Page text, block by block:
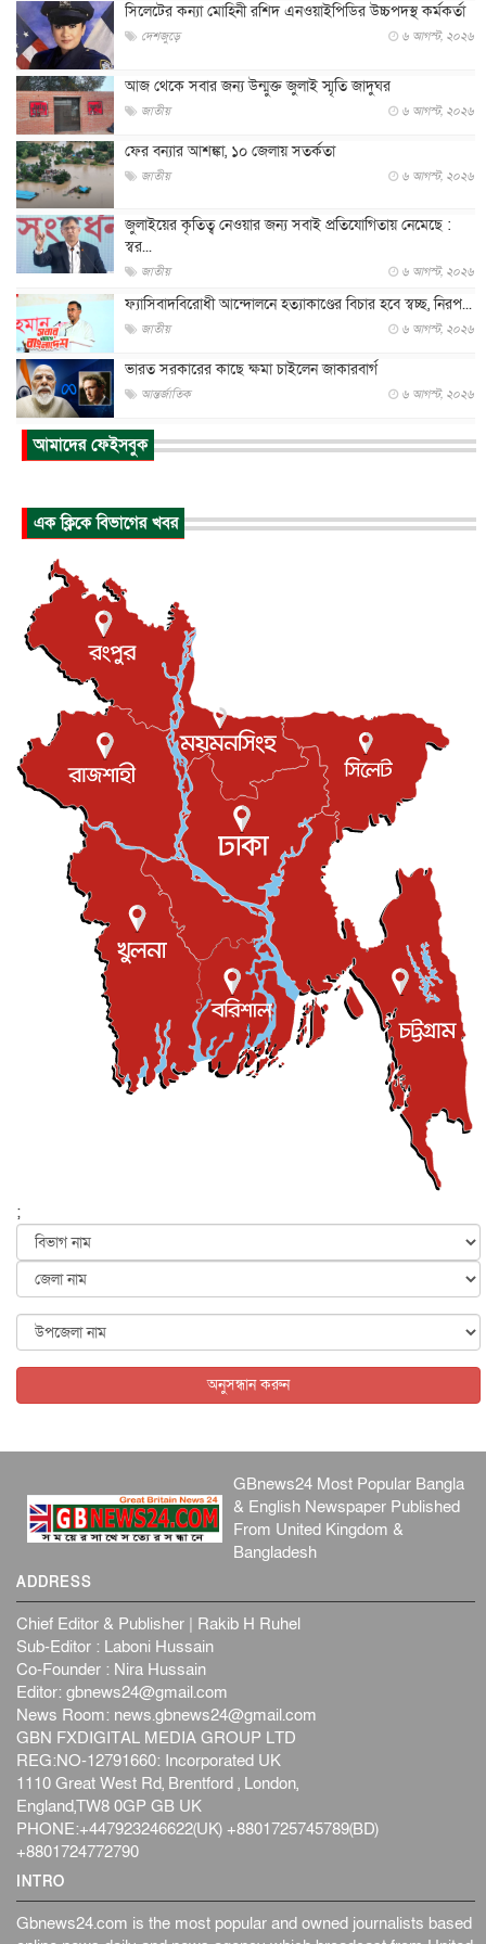
সিলেটের কন্যা মোহিনী রশিদ এনওয়াইপিডির উচ্চপদস্থ কর্মকর্তা
দেশজুড়ে ৬ আগস্ট, ২০২৬
আজ থেকে সবার জন্য উন্মুক্ত জুলাই স্মৃতি জাদুঘর
জাতীয় ৬ আগস্ট, ২০২৬
ফের বন্যার আশঙ্কা, ১০ জেলায় সতর্কতা
জাতীয় ৬ আগস্ট, ২০২৬
জুলাইয়ের কৃতিত্ব নেওয়ার জন্য সবাই প্রতিযোগিতায় নেমেছে :
স্বর...
জাতীয় ৬ আগস্ট, ২০২৬
ফ্যাসিবাদবিরোধী আন্দোলনে হত্যাকাণ্ডের বিচার হবে স্বচ্ছ, নিরপ...
জাতীয় ৬ আগস্ট, ২০২৬
ভারত সরকারের কাছে ক্ষমা চাইলেন জাকারবার্গ
আন্তর্জাতিক ৬ আগস্ট, ২০২৬
আকাশে ট্রাম্পের হেলিকপ্টার ও যাত্রীবাহী বিমান মুখোমুখি, তদন্...
আন্তর্জাতিক
আন্তর্জাতিক ৬ আগস্ট, ২০২৬
টি-টোয়েন্টি ইতিহাসের সর্বোচ্চ রানের মালিক এখন জস বাটলার
বস্তিতে কেটেছে শৈশব, আজ মুম্বাইয়ে দুই বাড়ির মালিক
বিনোদন ৬ আগস্ট, ২০২৬
যুক্তরাজ্যে বসবাসরত জাতীয়তাবাদী কুলাউড়াবাসীর মত বিনিময়
সভা...
ইউকে কমিউনিটি ৫ আগস্ট, ২০২৬
প্রধানমন্ত্রীকে সৌদি আরব সফরের আমন্ত্রণ
জাতীয় ৫ আগস্ট, ২০২৬
জুলাই গণ-অভ্যুত্থান দিবস আজ, স্মরণে দেশজুড়ে কর্মসূচি
জাতীয় ৫ আগস্ট, ২০২৬
জনগণ পরিবর্তন চেয়েছে বলেই জুলাই আন্দোলন সফল :
৫ আগস্ট, ২০২৬
বেনজীর আহমেদের সঙ্গে পরীমনির ঘনিষ্ঠ সম্পর্ক ছিল : নাসির
মাহম...
জাতীয় ৫ আগস্ট, ২০২৬
হরমুজ নিয়ে ইরান-মার্কিন চুক্তি হতে পারে আজ : মার্কিন অর্থমন...
৫ আগস্ট, ২০২৬
পৃথিবীর দিকে আসছে বিধ্বংসী বস্তু, পারমাণবিক বোমা দিয়ে করা
আন্তর্জাতিক ৫ আগস্ট, ২০২৬
কেনিয়ায় ১৫ হাতির রহস্যজনক মৃত্যু, সন্দেহের মুখে কীটনাশকের
আন্তর্জাতিক ৫ আগস্ট, ২০২৬
আমাদের ফেইসবুক
এক ক্লিকে বিভাগের খবর
;
অনুসন্ধান করুন
GBnews24 Most Popular Bangla
& English Newspaper Published
From United Kingdom &
Bangladesh
ADDRESS
Chief Editor & Publisher | Rakib H Ruhel
Sub-Editor : Laboni Hussain
Co-Founder : Nira Hussain
Editor: gbnews24@gmail.com
News Room: news.gbnews24@gmail.com
GBN FXDIGITAL MEDIA GROUP LTD
REG:NO-12791660: Incorporated UK
1110 Great West Rd, Brentford , London,
England,TW8 0GP GB UK
PHONE:+447923246622(UK) +8801725745789(BD)
+8801724772790
INTRO
Gbnews24.com is the most popular and owned journalists based